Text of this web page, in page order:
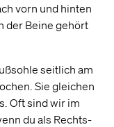
vorn und hinten
der Beine gehört
seitlich am
Sie gleichen
Oft sind wir im
du als Rechts-